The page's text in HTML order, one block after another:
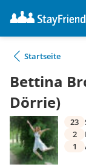
Startseite
Bettina
Dörrie)
23
2
1